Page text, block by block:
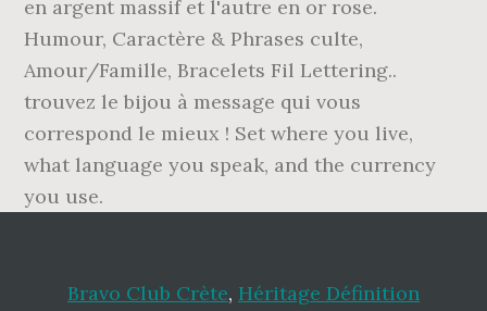
Bravo Club Crète, Héritage Définition